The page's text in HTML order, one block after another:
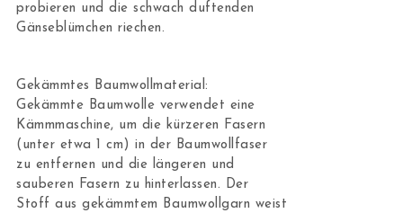
probieren und die schwach duftenden
Gänseblümchen riechen.
Gekämmtes Baumwollmaterial:
Gekämmte Baumwolle verwendet eine
Kämmmaschine, um die kürzeren Fasern
(unter etwa 1 cm) in der Baumwollfaser
zu entfernen und die längeren und
sauberen Fasern zu hinterlassen. Der
Stoff aus gekämmtem Baumwollgarn weist